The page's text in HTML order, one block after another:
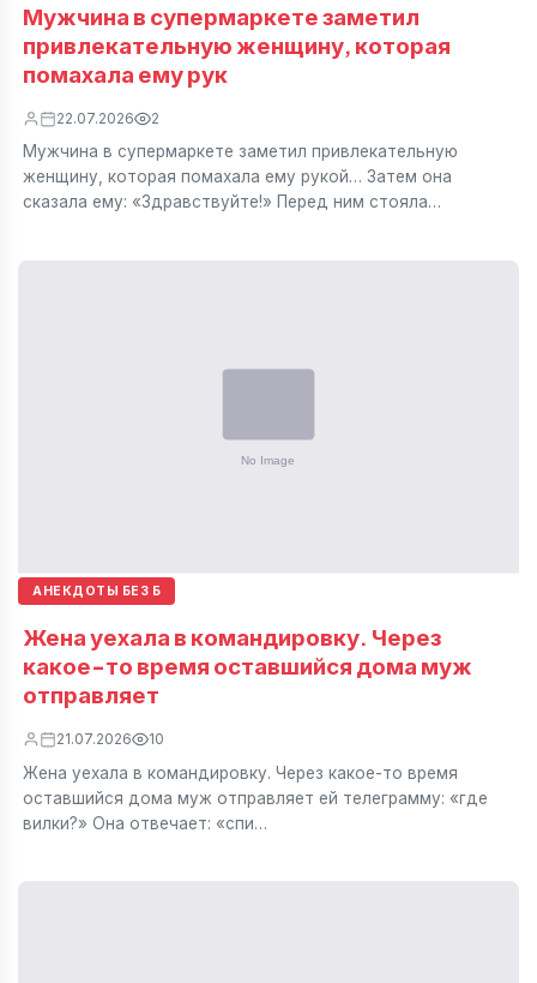
Мужчина в супермаркете заметил
привлекательную женщину, которая
помахала ему рук
22.07.2026 2
Мужчина в супермаркете заметил привлекательную
женщину, которая помахала ему рукой… Затем она
сказала ему: «Здравствуйте!» Перед ним стояла…
АНЕКДОТЫ БЕЗ Б
Жена уехала в командировку. Через
какое-то время оставшийся дома муж
отправляет
21.07.2026 10
Жена уехала в командировку. Через какое-то время
оставшийся дома муж отправляет ей телеграмму: «где
вилки?» Она отвечает: «спи…